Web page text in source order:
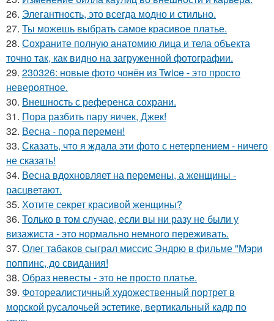
26. Элегантность, это всегда модно и стильно.
27. Ты можешь выбрать самое красивое платье.
28. Сохраните полную анатомию лица и тела объекта
точно так, как видно на загруженной фотографии.
29. 230326: новые фото чонён из Twice - это просто
невероятное.
30. Внешность с референса сохрани.
31. Пора разбить пару яичек, Джек!
32. Весна - пора перемен!
33. Сказать, что я ждала эти фото с нетерпением - ничего
не сказать!
34. Весна вдохновляет на перемены, а женщины -
расцветают.
35. Хотите секрет красивой женщины?
36. Только в том случае, если вы ни разу не были у
визажиста - это нормально немного переживать.
37. Олег табаков сыграл миссис Эндрю в фильме "Мэри
поппинс, до свидания!
38. Образ невесты - это не просто платье.
39. Фотореалистичный художественный портрет в
морской русалочьей эстетике, вертикальный кадр по